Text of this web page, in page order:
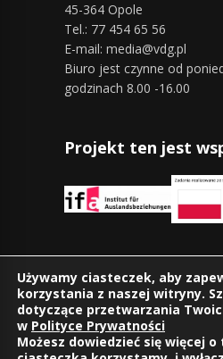
45-364 Opole
Tel.: 77 454 65 56
E-mail: media@vdg.pl
Biuro jest czynne od
godzinach 8.00 -16.00
Projekt ten jest
Znajdziesz nas
Używamy ciasteczek, aby
korzystania z naszej witryny.
dotyczące przetwarzania
w Polityce Prywatności
Możesz dowiedzieć się więcej